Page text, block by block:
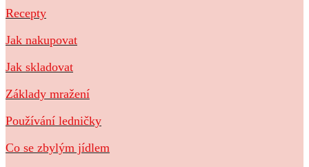
Recepty
Jak nakupovat
Jak skladovat
Základy mražení
Používání ledničky
Co se zbylým jídlem